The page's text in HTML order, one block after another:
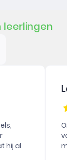
leerlingen
hij al